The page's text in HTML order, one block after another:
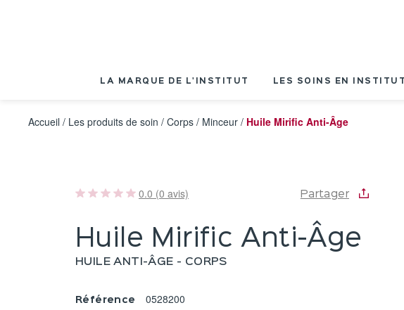
LA MARQUE DE L'INSTITUT LES SOINS EN INSTITUT
Accueil / Les produits de soin / Corps / Minceur / Huile Mirific Anti-Âge
0.0 (0 avis) Partager
Huile Mirific Anti-Âge
HUILE ANTI-ÂGE - CORPS
Référence 0528200